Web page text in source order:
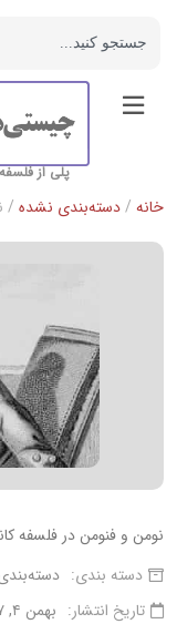
پلی از
خانه /دسته‌بندی نشده /
نومن و فنومن در فلسفه
دسته بندی:
تاریخ انتشار: بهمن ۴, ۱۳۹۷